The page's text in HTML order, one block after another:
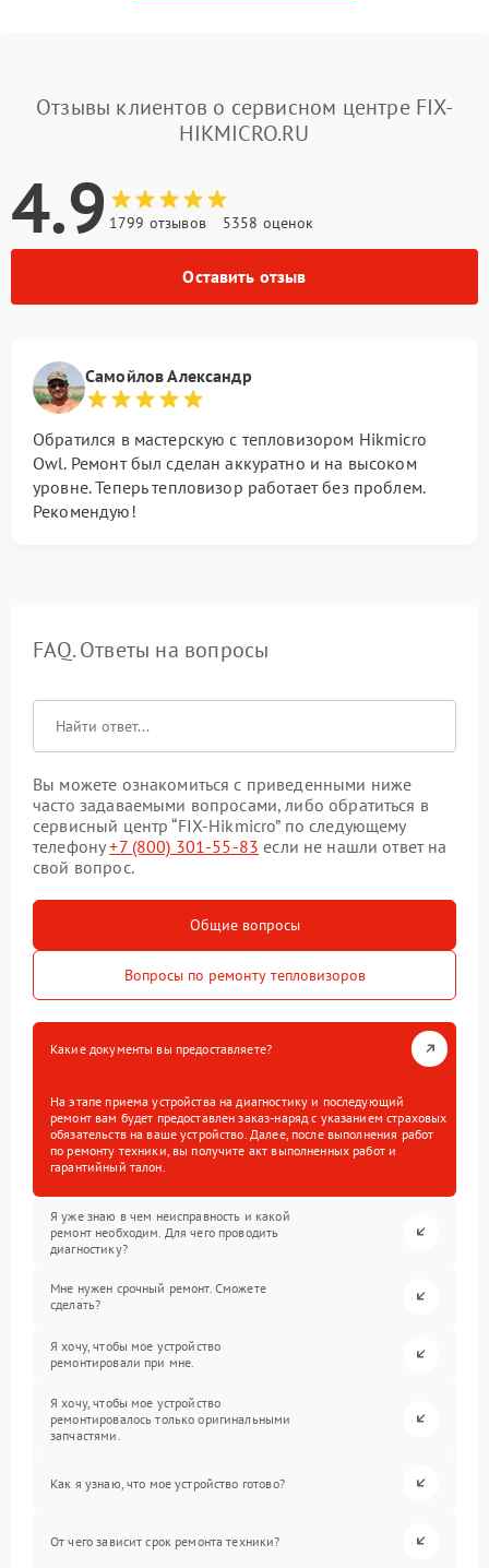
Отзывы клиентов о сервисном центре FIX-
HIKMICRO.RU
4.9 1799 отзывов 5358 оценок
Оставить отзыв
Самойлов Александр
Обратился в мастерскую с тепловизором Hikmicro
Owl. Ремонт был сделан аккуратно и на высоком
уровне. Теперь тепловизор работает без проблем.
Рекомендую!
FAQ. Ответы на вопросы
Вы можете ознакомиться с приведенными ниже
часто задаваемыми вопросами, либо обратиться в
сервисный центр “FIX-Hikmicro” по следующему
телефону+7 (800) 301-55-83 если не нашли ответ на
свой вопрос.
Общие вопросы
Вопросы по ремонту тепловизоров
Какие документы вы предоставляете?
На этапе приема устройства на диагностику и последующий
ремонт вам будет предоставлен заказ-наряд с указанием страховых
обязательств на ваше устройство. Далее, после выполнения работ
по ремонту техники, вы получите акт выполненных работ и
гарантийный талон.
Я уже знаю в чем неисправность и какой
ремонт необходим. Для чего проводить
диагностику?
Мне нужен срочный ремонт. Сможете
сделать?
Я хочу, чтобы мое устройство
ремонтировали при мне.
Я хочу, чтобы мое устройство
ремонтировалось только оригинальными
запчастями.
Как я узнаю, что мое устройство готово?
От чего зависит срок ремонта техники?